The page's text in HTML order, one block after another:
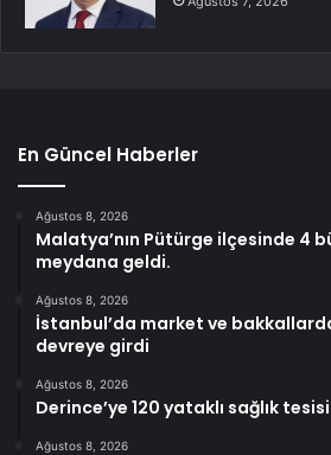
En Güncel Haberler
Ağustos 8, 2026
Malatya’nın Pütürge ilçesinde 4
meydana geldi.
Ağustos 8, 2026
İstanbul’da market ve
devreye girdi
Ağustos 8, 2026
Derince’ye 120 yataklı sağlık
Ağustos 8, 2026